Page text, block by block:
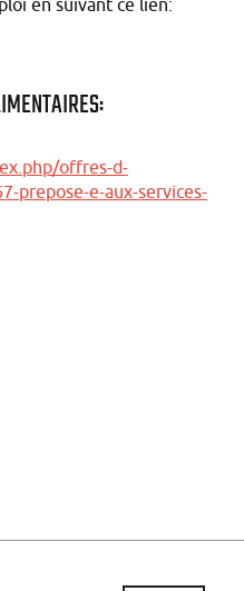
en suivant ce lien:
offres-d-
prepose-e-aux-services-